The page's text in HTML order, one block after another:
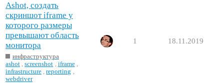
Ashot, создать
скриншот iframe у
которого размеры
превышают область
монитора
инфраструктура
ashot ,screenshot iframe
infrastructure ,reporting
webdriver
1 18.11.2019